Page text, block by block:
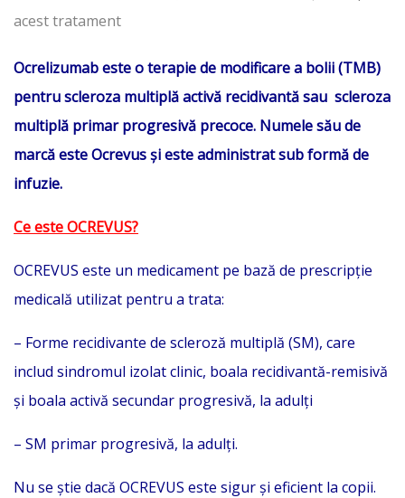
Ocrelizumab este o terapie de modificare a bolii (TMB)
pentru scleroza multiplă activă recidivantă sau scleroza
multiplă primar progresivă precoce. Numele său de
marcă este Ocrevus și este administrat sub formă de
infuzie.
Ce este OCREVUS?
OCREVUS este un medicament pe bază de prescripție
medicală utilizat pentru a trata:
– Forme recidivante de scleroză multiplă (SM), care
includ sindromul izolat clinic, boala recidivantă-remisivă
și boala activă secundar progresivă, la adulți
– SM primar progresivă, la adulți.
Nu se știe dacă OCREVUS este sigur și eficient la copii.